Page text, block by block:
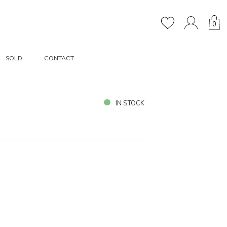
0
SOLD CONTACT
IN STOCK